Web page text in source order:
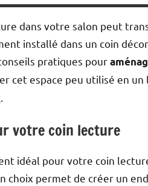
dans votre salon peut
installé dans un coin
pratiques pour
cet espace peu utilisé en
votre coin lecture
idéal pour votre coin
choix permet de créer un